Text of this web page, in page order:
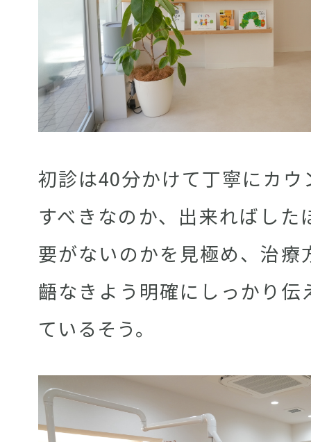
初診は40分かけて丁寧にカウ
すべきなのか、出来ればした
要がないのかを見極め、治療
齬なきよう明確にしっかり伝
ているそう。